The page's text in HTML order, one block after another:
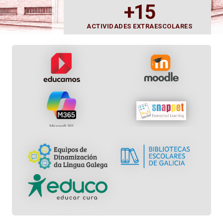
+15
ACTIVIDADES EXTRAESCOLARES